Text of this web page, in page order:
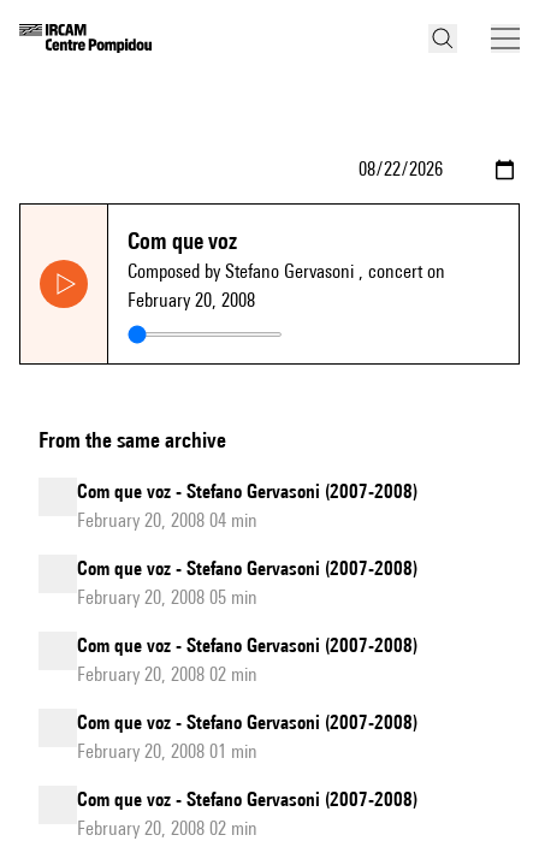
Com que voz
Composed by Stefano Gervasoni , concert on
February 20, 2008
From the same archive
Com que voz - Stefano Gervasoni (2007-2008)
February 20, 2008 04 min
Com que voz - Stefano Gervasoni (2007-2008)
February 20, 2008 05 min
Com que voz - Stefano Gervasoni (2007-2008)
February 20, 2008 02 min
Com que voz - Stefano Gervasoni (2007-2008)
February 20, 2008 01 min
Com que voz - Stefano Gervasoni (2007-2008)
February 20, 2008 02 min